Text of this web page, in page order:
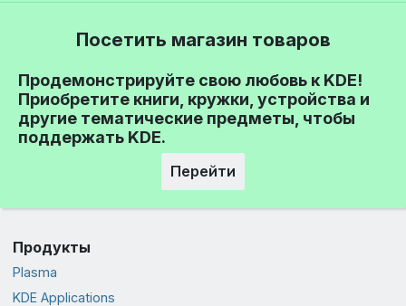
Посетить магазин товаров
Продемонстрируйте свою любовь к KDE!
Приобретите книги, кружки, устройства и
другие тематические предметы, чтобы
поддержать KDE.
Перейти
Продукты
Plasma
KDE Applications